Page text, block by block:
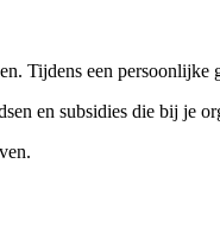
Tijdens een
en subsidies die bij je